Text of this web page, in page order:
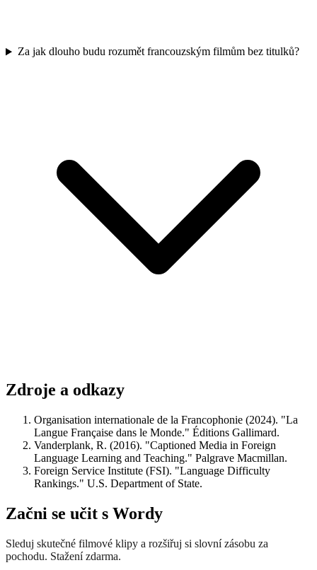
Za jak dlouho budu rozumět francouzským filmům bez titulků?
Zdroje a odkazy
Organisation internationale de la Francophonie (2024). "La
Langue Française dans le Monde." Éditions Gallimard.
Vanderplank, R. (2016). "Captioned Media in Foreign
Language Learning and Teaching." Palgrave Macmillan.
Foreign Service Institute (FSI). "Language Difficulty
Rankings." U.S. Department of State.
Začni se učit s Wordy
Sleduj skutečné filmové klipy a rozšiřuj si slovní zásobu za
pochodu. Stažení zdarma.